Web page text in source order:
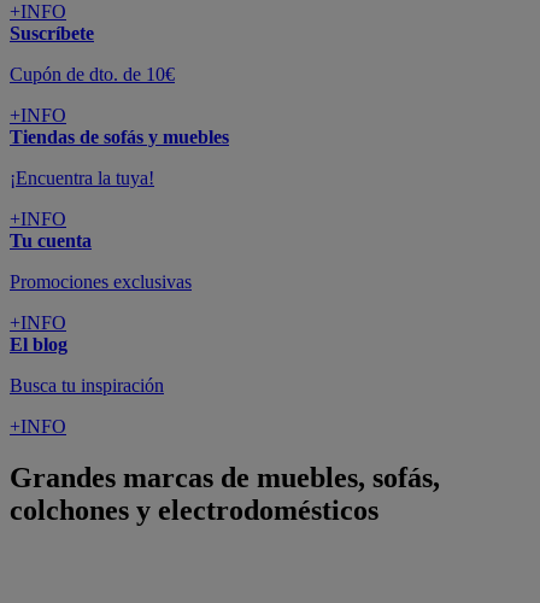
+INFO
Suscríbete
Cupón de dto. de 10€
+INFO
Tiendas de sofás y muebles
¡Encuentra la tuya!
+INFO
Tu cuenta
Promociones exclusivas
+INFO
El blog
Busca tu inspiración
+INFO
Grandes marcas de muebles, sofás,
colchones y electrodomésticos